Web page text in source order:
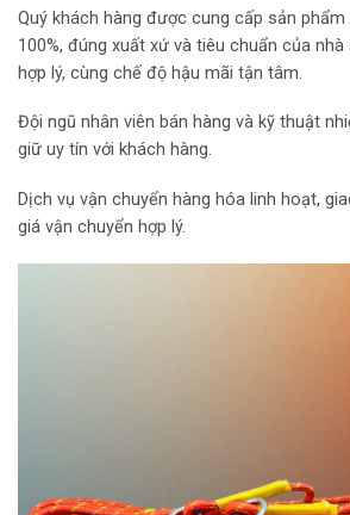
Quý khách hàng được cung cấp sản phẩm
100%, đúng xuất xứ và tiêu chuẩn của
hợp lý, cùng chế độ hậu mãi tận tâm.
Đội ngũ nhân viên bán hàng và kỹ thuật
giữ uy tín với khách hàng.
Dịch vụ vận chuyển hàng hóa linh hoạt,
giá vận chuyển hợp lý.